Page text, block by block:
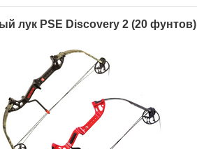
лук PSE Discovery 2 (20 фунтов)